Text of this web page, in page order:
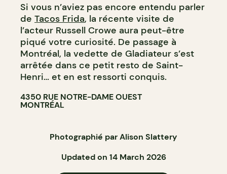
Si vous n’aviez pas encore entendu parler
de Tacos Frida, la récente visite de
l’acteur Russell Crowe aura peut-être
piqué votre curiosité. De passage à
Montréal, la vedette de Gladiateur s’est
arrêtée dans ce petit resto de Saint-
Henri… et en est ressorti conquis.
4350 RUE NOTRE-DAME OUEST
MONTRÉAL
Photographié par Alison Slattery
Updated on 14 March 2026